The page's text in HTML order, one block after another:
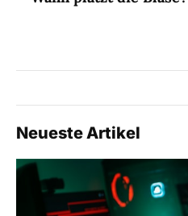
Neueste Artikel